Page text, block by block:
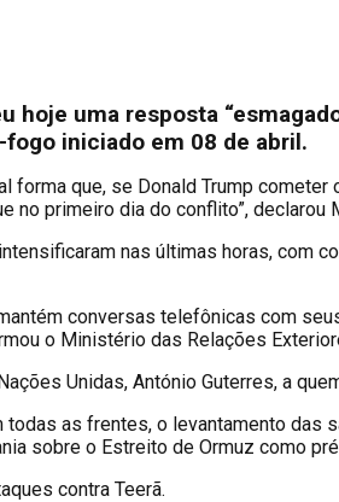
uma resposta
iniciado em 08 de abril.
que, se Donald Trump cometer
primeiro dia do conflito”, declarou
nas últimas horas, com
conversas telefônicas com
o Ministério das Relações
Unidas, António Guterres, a
as frentes, o levantamento
sobre o Estreito de Ormuz como
contra Teerã.